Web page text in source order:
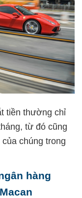
tiền thường chỉ
từ đó cũng
chúng trong
hàng